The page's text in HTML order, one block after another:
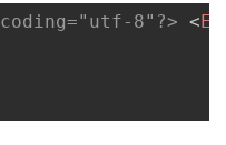
8"?> <